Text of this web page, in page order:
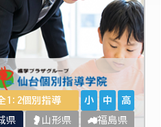
1:2個別指導 小 中 高
県 山形県 福島県